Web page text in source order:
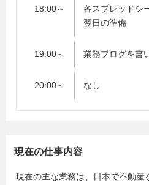
18:00～
各スプレッドシ
翌日の準備
19:00～ 業務ブログを書
20:00～ なし
現在の仕事内容
現在の主な業務は、日本で不動産